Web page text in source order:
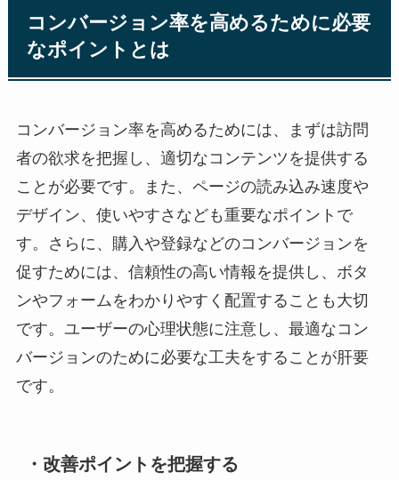
コンバージョン率を高めるために必要
なポイントとは
コンバージョン率を高めるためには、まずは訪問
者の欲求を把握し、適切なコンテンツを提供する
ことが必要です。また、ページの読み込み速度や
デザイン、使いやすさなども重要なポイントで
す。さらに、購入や登録などのコンバージョンを
促すためには、信頼性の高い情報を提供し、ボタ
ンやフォームをわかりやすく配置することも大切
です。ユーザーの心理状態に注意し、最適なコン
バージョンのために必要な工夫をすることが肝要
です。
・改善ポイントを把握する